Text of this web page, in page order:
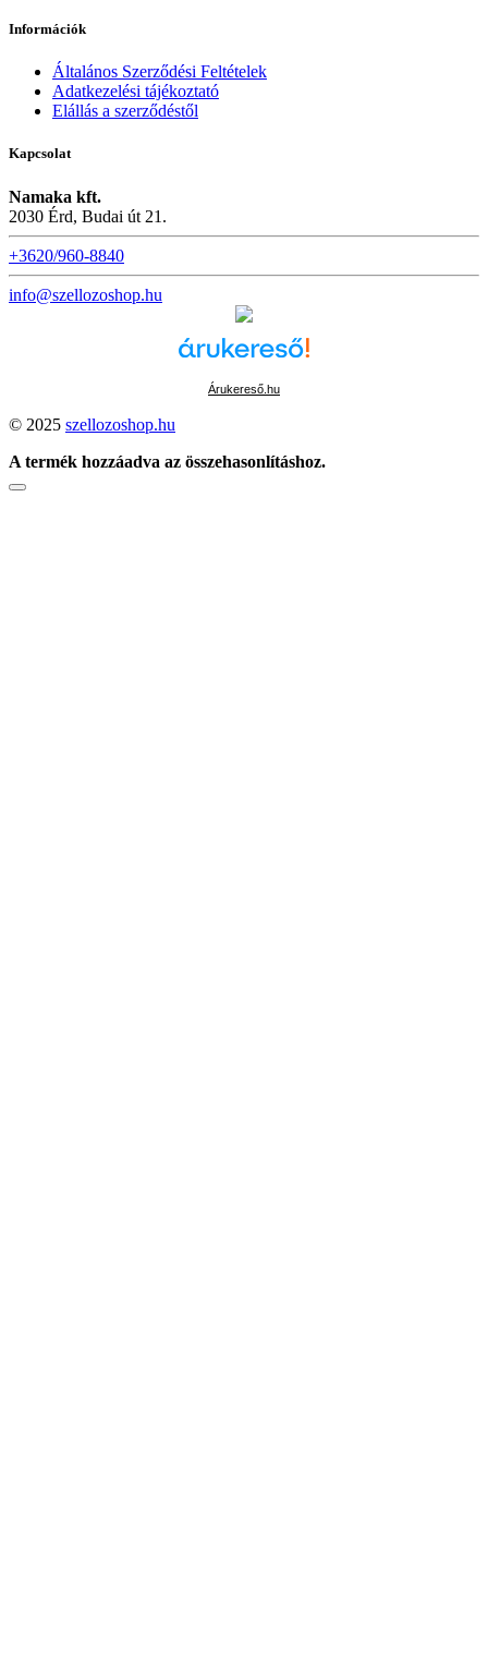
Információk
Általános Szerződési Feltételek
Adatkezelési tájékoztató
Elállás a szerződéstől
Kapcsolat
Namaka kft.
2030 Érd, Budai út 21.
+3620/960-8840
info@szellozoshop.hu
Árukereső.hu
© 2025 szellozoshop.hu
A termék hozzáadva az összehasonlításhoz.